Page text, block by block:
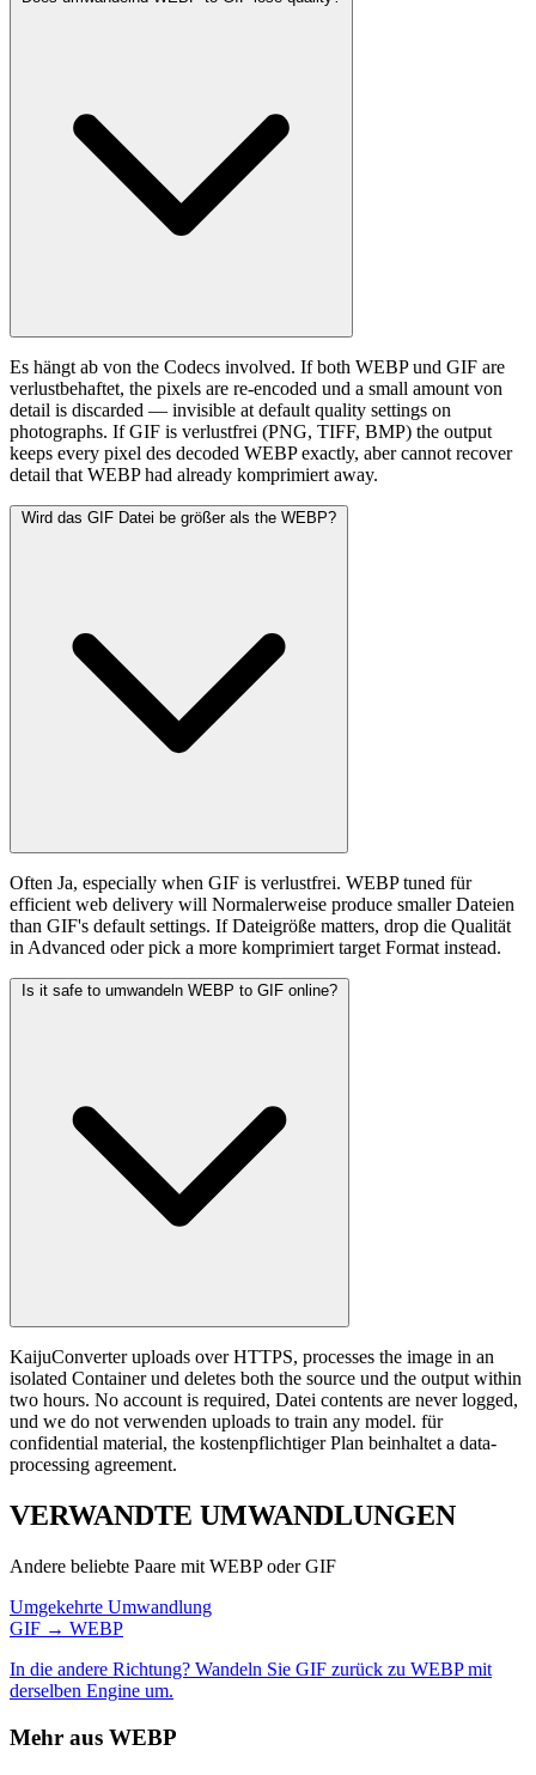
Es hängt ab von the Codecs involved. If both WEBP und GIF are
verlustbehaftet, the pixels are re-encoded und a small amount von
detail is discarded — invisible at default quality settings on
photographs. If GIF is verlustfrei (PNG, TIFF, BMP) the output
keeps every pixel des decoded WEBP exactly, aber cannot recover
detail that WEBP had already komprimiert away.
Wird das GIF Datei be größer als the WEBP?
Often Ja, especially when GIF is verlustfrei. WEBP tuned für
efficient web delivery will Normalerweise produce smaller Dateien
than GIF's default settings. If Dateigröße matters, drop die Qualität
in Advanced oder pick a more komprimiert target Format instead.
Is it safe to umwandeln WEBP to GIF online?
KaijuConverter uploads over HTTPS, processes the image in an
isolated Container und deletes both the source und the output within
two hours. No account is required, Datei contents are never logged,
und we do not verwenden uploads to train any model. für
confidential material, the kostenpflichtiger Plan beinhaltet a data-
processing agreement.
VERWANDTE UMWANDLUNGEN
Andere beliebte Paare mit WEBP oder GIF
Umgekehrte Umwandlung
GIF → WEBP
In die andere Richtung? Wandeln Sie GIF zurück zu WEBP mit
derselben Engine um.
Mehr aus WEBP